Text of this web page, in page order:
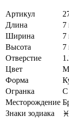
Артикул
Длина
7
Ширина
7
Высота
7
Отверстие
Цвет
Форма
Огранка
С
Месторождение
Знаки зодиака